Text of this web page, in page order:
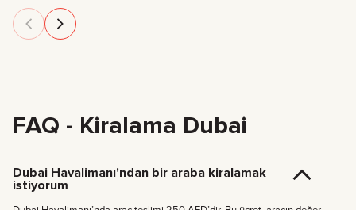
FAQ - Kiralama Dubai
Dubai Havalimanı'ndan bir araba kiralamak
istiyorum